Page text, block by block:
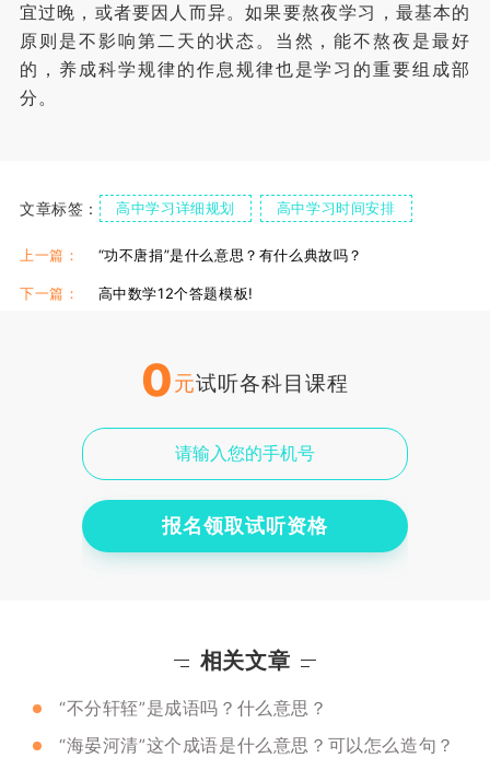
宜过晚，或者要因人而异。如果要熬夜学习，最基本的
原则是不影响第二天的状态。当然，能不熬夜是最好
的，养成科学规律的作息规律也是学习的重要组成部
分。
文章标签： 高中学习详细规划 高中学习时间安排
高中学习怎么安排时间
上一篇： “功不唐捐”是什么意思？有什么典故吗？
下一篇： 高中数学12个答题模板!
0元试听各科目课程
报名领取试听资格
相关文章
“不分轩轾”是成语吗？什么意思？
“海晏河清”这个成语是什么意思？可以怎么造句？